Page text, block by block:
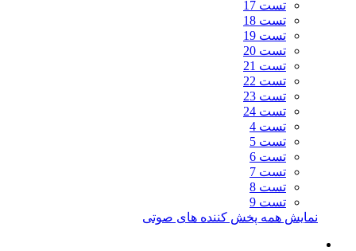
تست 17
تست 18
تست 19
تست 20
تست 21
تست 22
تست 23
تست 24
تست 4
تست 5
تست 6
تست 7
تست 8
تست 9
نمایش همه پخش کننده های صوتی